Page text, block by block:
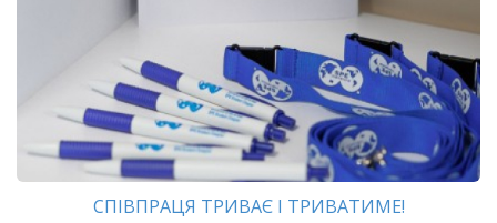
СПІВПРАЦЯ ТРИВАЄ І ТРИВАТИМЕ!